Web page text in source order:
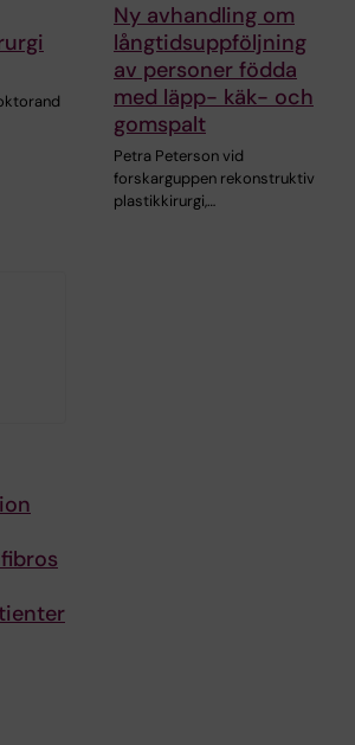
Ny avhandling om
långtidsuppföljning
av personer födda
med läpp- käk- och
gomspalt
Petra Peterson vid
forskarguppen rekonstruktiv
plastikkirurgi,…